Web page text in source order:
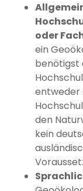
oder
ein
benötigst
entweder
den
kein